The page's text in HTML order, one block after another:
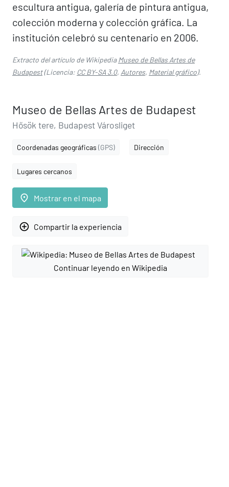
escultura antigua, galería de pintura antigua,
colección moderna y colección gráfica. La
institución celebró su centenario en 2006.
Extracto del artículo de WikipediaMuseo de Bellas Artes de
Budapest(Licencia: CC BY-SA 3.0, Autores, Material gráfico).
Museo de Bellas Artes de Budapest
Hősök tere, Budapest Városliget
Coordenadas geográficas (GPS) Dirección
Lugares cercanos
place Mostrar en el mapa
add_circle_outline Compartir la experiencia
Continuar leyendo en Wikipedia